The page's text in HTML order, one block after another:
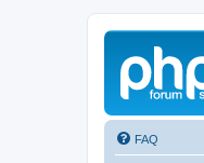
FAQ